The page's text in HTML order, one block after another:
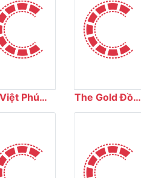
Việt Phú
Cinema
The Gold Đồng
Xoài